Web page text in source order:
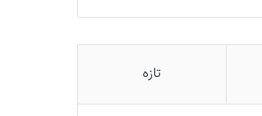
تازه